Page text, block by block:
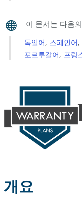
Microsoft
독일어 스페인어
포르투갈어 프랑
개요